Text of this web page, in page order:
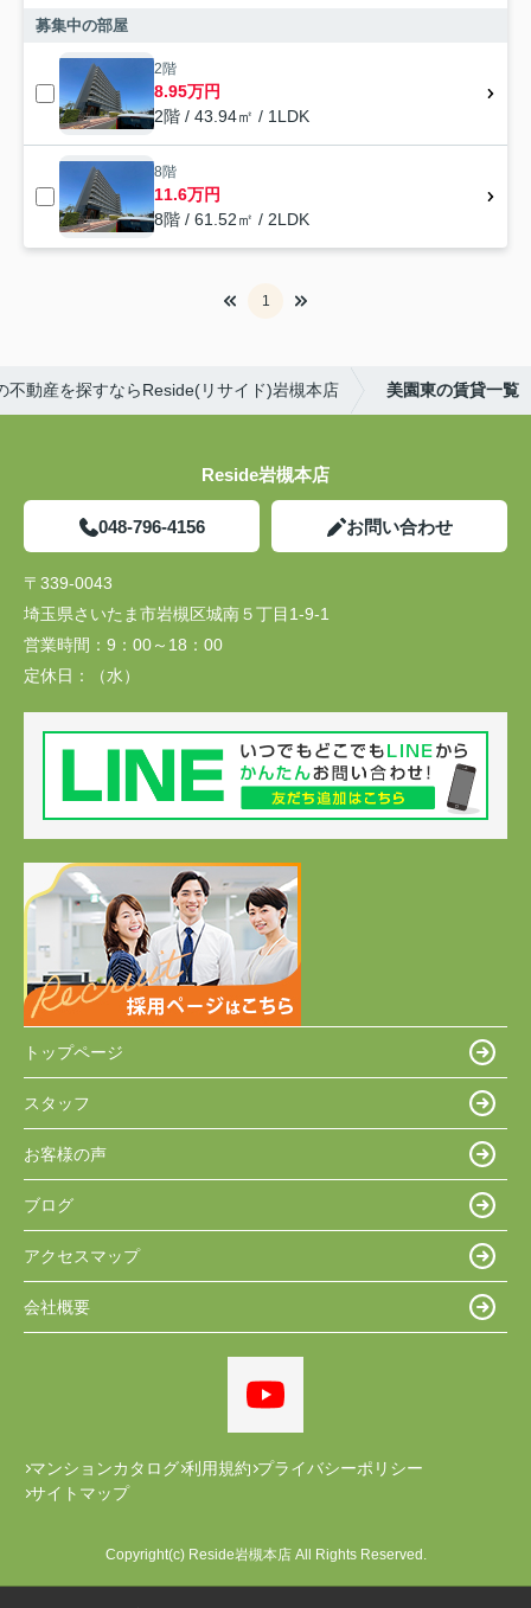
募集中の部屋
2階
8.95万円
2階 / 43.94㎡ / 1LDK
8階
11.6万円
8階 / 61.52㎡ / 2LDK
1
不動産を探すならReside(リサイド)岩槻本店 美園東の賃貸一覧
Reside岩槻本店
048-796-4156 お問い合わせ
〒339-0043
埼玉県さいたま市岩槻区城南５丁目1-9-1
営業時間： 9：00～18：00
定休日：
（水）
トップページ
スタッフ
お客様の声
ブログ
アクセスマップ
会社概要
マンションカタログ 利用規約 プライバシーポリシー
サイトマップ
Copyright(c) Reside岩槻本店 All Rights Reserved.